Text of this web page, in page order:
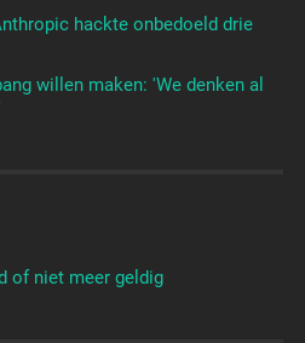
hackte onbedoeld drie
willen maken: 'We denken al
of niet meer geldig